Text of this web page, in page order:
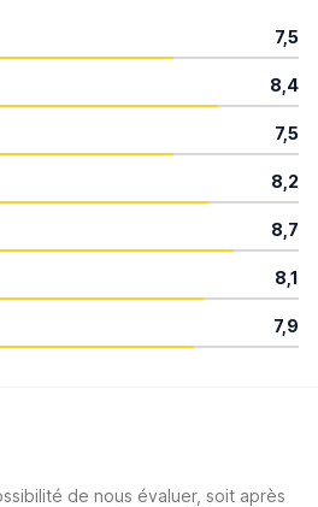
7,5
8,4
7,5
8,2
8,7
8,1
7,9
de nous évaluer, soit après